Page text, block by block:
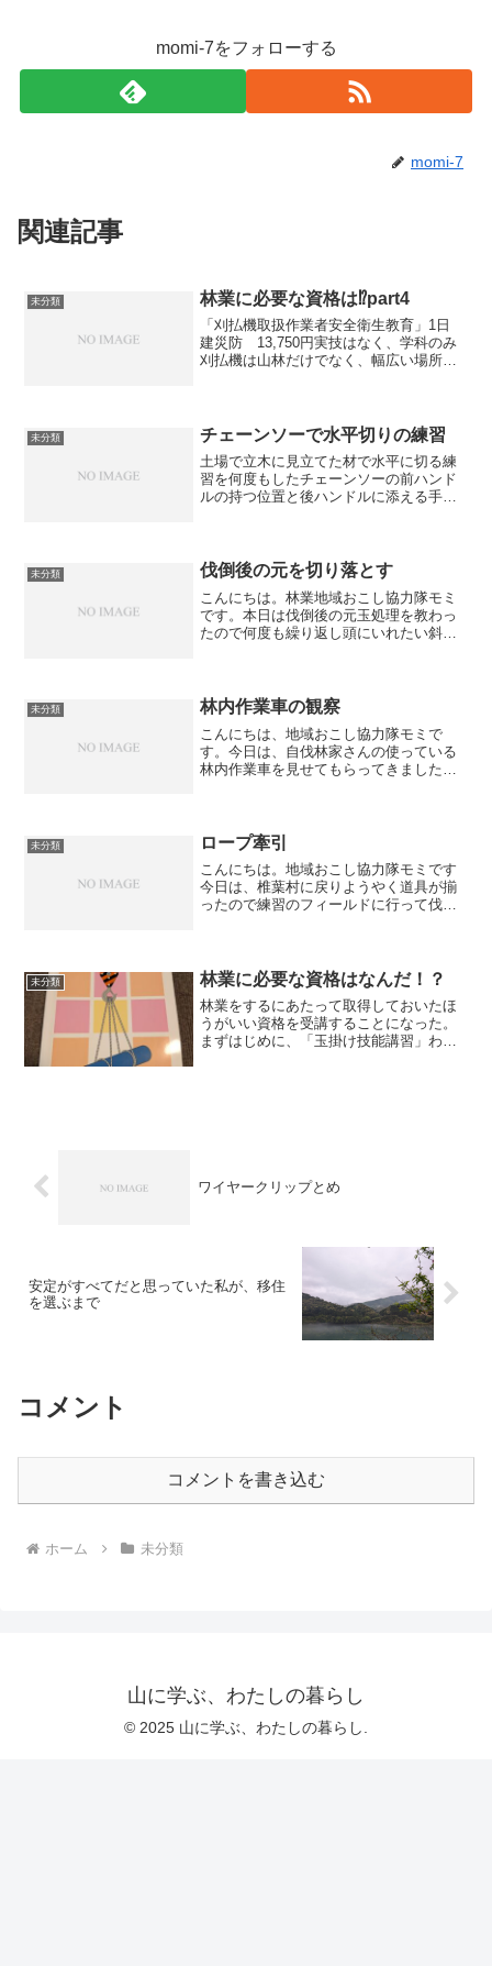
momi-7をフォローする
momi-7
関連記事
未分類 林業に必要な資格は⁉part4
「刈払機取扱作業者安全衛生教育」1日
建災防 13,750円実技はなく、学科のみ
刈払機は山林だけでなく、幅広い場所で
法を知ることがで...
未分類 チェーンソーで水平切りの練習
土場で立木に見立てた材で水平に切る練
習を何度もしたチェーンソーの前ハンド
ルの持つ位置と後ハンドルに添える手の
うまくいったとしても、山...
未分類 伐倒後の元を切り落とす
こんにちは。林業地域おこし協力隊モミ
です。本日は伐倒後の元玉処理を教わっ
たので何度も繰り返し頭にいれたい斜面
の場合の切り方（木の状態...
未分類 林内作業車の観察
こんにちは、地域おこし協力隊モミで
す。今日は、自伐林家さんの使っている
林内作業車を見せてもらってきました。
は別途準備するために自伐林...
未分類 ロープ牽引
こんにちは。地域おこし協力隊モミです
今日は、椎葉村に戻りようやく道具が揃
ったので練習のフィールドに行って伐倒
の方で縛ることしかできな...
未分類 林業に必要な資格はなんだ！？
林業をするにあたって取得しておいたほ
うがいい資格を受講することになった。
まずはじめに、「玉掛け技能講習」わた
ワイヤークリップとめ
安定がすべてだと思っていた私が、移住
を選ぶまで
コメント
コメントを書き込む
ホーム 未分類
山に学ぶ、わたしの暮らし
© 2025 山に学ぶ、わたしの暮らし.